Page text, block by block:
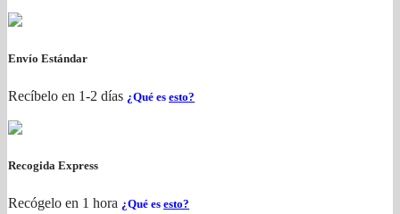
Envío Estándar
Recíbelo en 1-2 días ¿Qué es esto?
Recogida Express
Recógelo en 1 hora ¿Qué es esto?